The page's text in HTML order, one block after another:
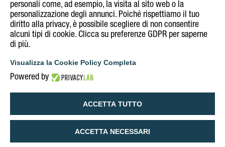
Segui Rizzoli Emanuelli su
COOKIE & PRIVACY POLICY
DICHIARAZIONE DI ACCESSIBILITÀ
GESTISCI COOKIE POLICY
English Italiano
personali come, ad esempio, la visita al sito web o la
personalizzazione degli annunci. Poiché rispettiamo il tuo
diritto alla privacy, è possibile scegliere di non consentire
alcuni tipi di cookie. Clicca su preferenze GDPR per saperne
di più.
Visualizza la Cookie Policy Completa
Powered by
ACCETTA TUTTO
ACCETTA NECESSARI